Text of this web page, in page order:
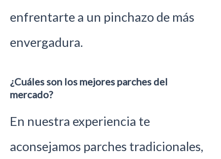
enfrentarte a un pinchazo de más
envergadura.
¿Cuáles son los mejores parches del
mercado?
En nuestra experiencia te
aconsejamos parches tradicionales,